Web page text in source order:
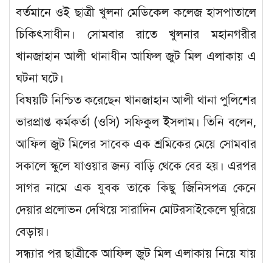
বর্তমানে ওই ছাত্রী খুলনা মেডিকেল কলেজ হাসপাতালে
চিকিৎসাধীন। সোমবার রাতে খুলনার মহানগরীর
খানজাহান আলী থানাধীন আফিল জুট মিল এলাকায় এ
ঘটনা ঘটে।
বিষয়টি নিশ্চিত করেছেন খানজাহান আলী থানা পুলিশের
ভারপ্রাপ্ত কর্মকর্তা (ওসি) সফিকুল ইসলাম। তিনি বলেন,
আফিল জুট মিলের সাবেক এক শ্রমিকের মেয়ে সোমবার
সকালে স্কুলে যাওয়ার জন্য বাড়ি থেকে বের হয়। এরপর
সাগর নামে এক যুবক তাকে কিছু জিনিসপত্র কেনে
দেয়ার প্রলোভন দেখিয়ে সারাদিন মোটরসাইকেলে ঘুরিয়ে
বেড়ায়।
সন্ধ্যার পর ছাত্রীকে আফিল জুট মিল এলাকায় নিয়ে যায়